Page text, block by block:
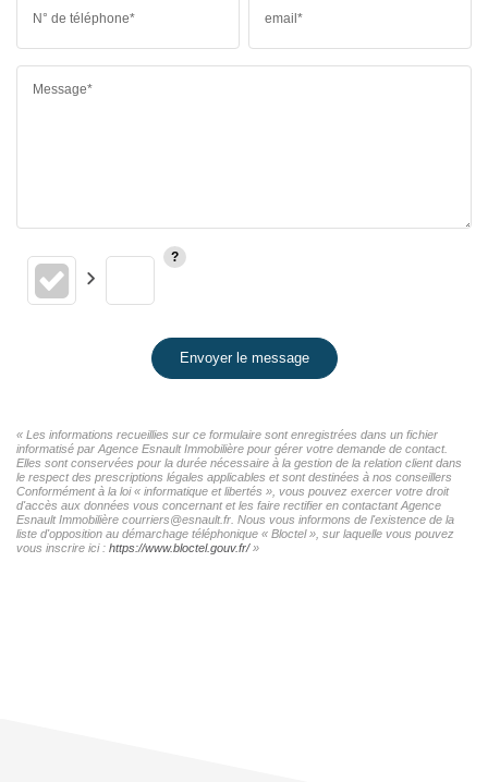
N° de téléphone* email*
Message*
Envoyer le message
« Les informations recueillies sur ce formulaire sont enregistrées dans un fichier
informatisé par Agence Esnault Immobilière pour gérer votre demande de contact.
Elles sont conservées pour la durée nécessaire à la gestion de la relation client dans
le respect des prescriptions légales applicables et sont destinées à nos conseillers
Conformément à la loi « informatique et libertés », vous pouvez exercer votre droit
d'accès aux données vous concernant et les faire rectifier en contactant Agence
Esnault Immobilière courriers@esnault.fr. Nous vous informons de l'existence de la
liste d'opposition au démarchage téléphonique « Bloctel », sur laquelle vous pouvez
vous inscrire ici : https://www.bloctel.gouv.fr/»